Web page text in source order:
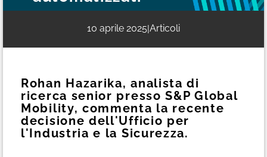
10 aprile 2025|Articoli
Rohan Hazarika, analista di
ricerca senior presso S&P Global
Mobility, commenta la recente
decisione dell'Ufficio per
l'Industria e la Sicurezza.